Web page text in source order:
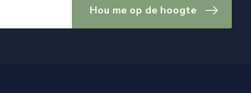
Hou me op de hoogte